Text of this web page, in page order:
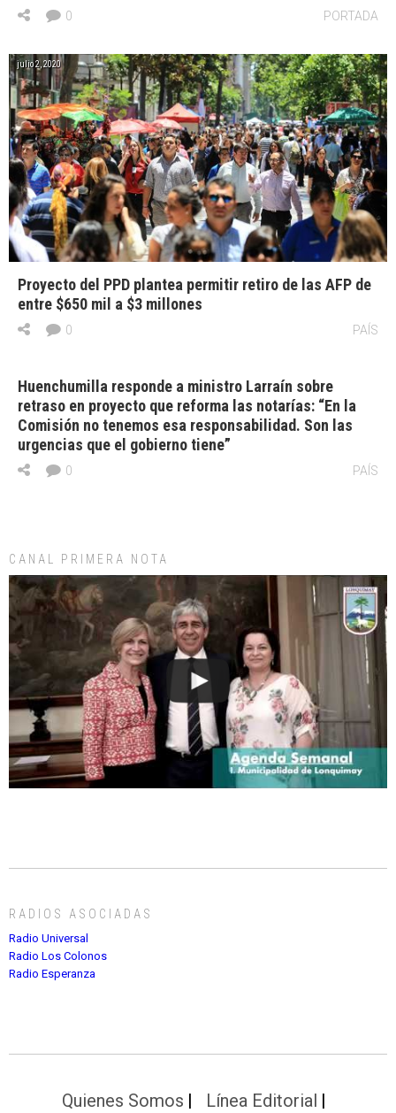
PORTADA
0
julio 2, 2020
Proyecto del PPD plantea permitir retiro de las AFP de
entre $650 mil a $3 millones
PAÍS
0
Huenchumilla responde a ministro Larraín sobre
retraso en proyecto que reforma las notarías: “En la
Comisión no tenemos esa responsabilidad. Son las
urgencias que el gobierno tiene”
PAÍS
0
CANAL PRIMERA NOTA
RADIOS ASOCIADAS
Radio Universal
Radio Los Colonos
Radio Esperanza
Quienes Somos
Línea Editorial